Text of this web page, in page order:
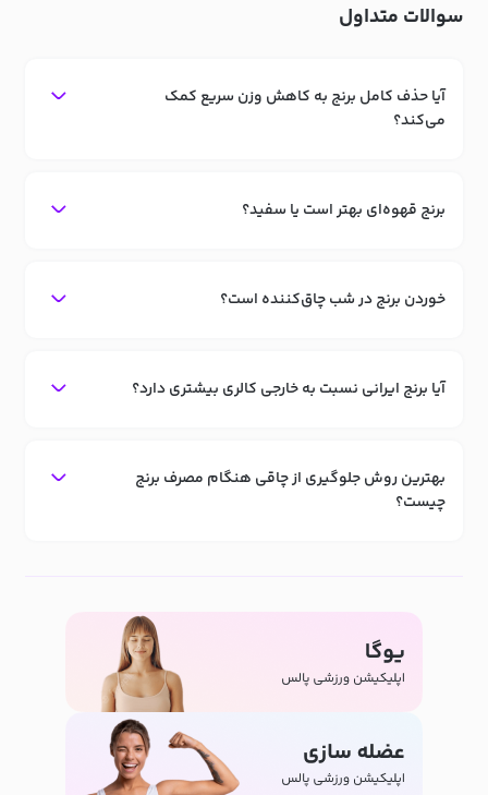
سوالات متداول
آیا حذف کامل برنج به کاهش وزن سریع کمک
می‌کند؟
برنج قهوه‌ای بهتر است یا سفید؟
خوردن برنج در شب چاق‌کننده است؟
آیا برنج ایرانی نسبت به خارجی کالری بیشتری دارد؟
بهترین روش جلوگیری از چاقی هنگام مصرف برنج
چیست؟